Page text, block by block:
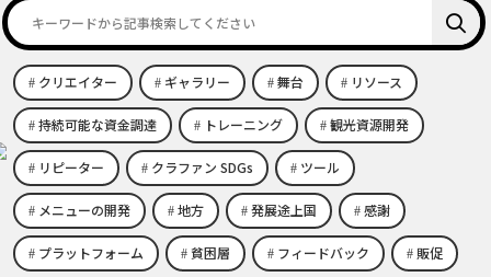
クリエイター ギャラリー 舞台 リソース
持続可能な資金調達 トレーニング 観光資源開発
リピーター クラファン SDGs ツール
メニューの開発 地方 発展途上国 感謝
プラットフォーム 貧困層 フィードバック 販促